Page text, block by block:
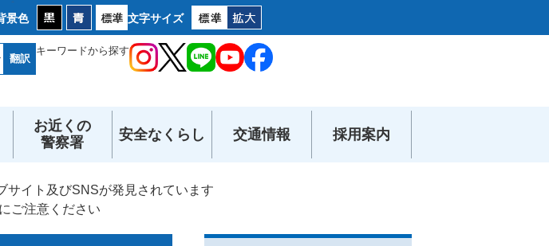
景色 文字サイズ
翻訳
キーワードから探す
お近くの
警察署
安全なくらし 交通情報 採用案内
サイト及びSNSが発見されています
ご注意ください